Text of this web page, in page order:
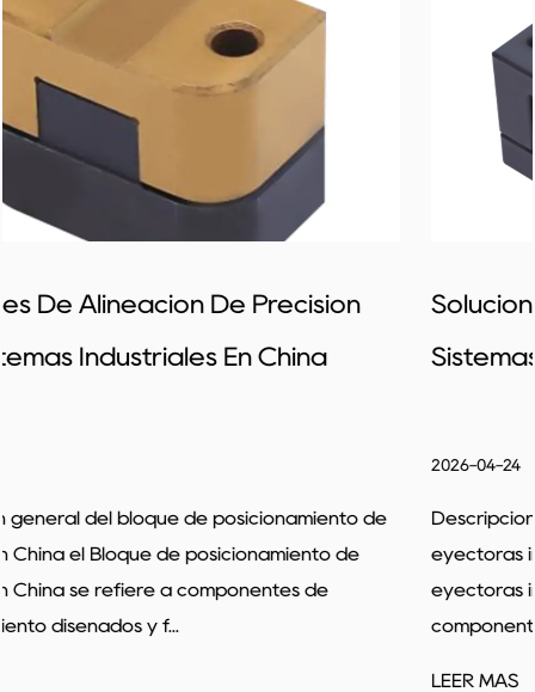
Soluciones De Moldes Eficientes Para
Sistemas De Eyección Inclinada
Descripción general del productor de diapositivas
eyectoras inclinadas el Productor de diapositivas
eyectoras inclinadas se centra en el desarrollo de
componentes utilizados en sis...